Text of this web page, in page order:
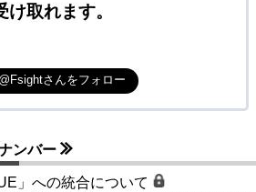
け取れます。
@Fsightさんをフォロー
ンバー
」への統合について